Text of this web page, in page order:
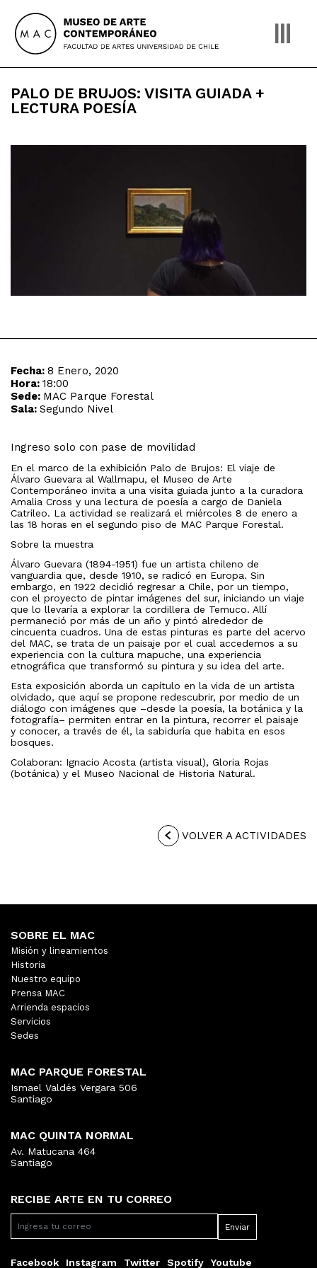
content
PALO DE BRUJOS: VISITA GUIADA +
LECTURA POESÍA
Fecha: 8 Enero, 2020
Hora: 18:00
Sede: MAC Parque Forestal
Sala: Segundo Nivel
Ingreso solo con pase de movilidad
En el marco de la exhibición Palo de Brujos: El viaje de
Álvaro Guevara al Wallmapu, el Museo de Arte
Contemporáneo invita a una visita guiada junto a la curadora
Amalia Cross y una lectura de poesía a cargo de Daniela
Catrileo. La actividad se realizará el miércoles 8 de enero a
las 18 horas en el segundo piso de MAC Parque Forestal.
Sobre la muestra
Álvaro Guevara (1894-1951) fue un artista chileno de
vanguardia que, desde 1910, se radicó en Europa. Sin
embargo, en 1922 decidió regresar a Chile, por un tiempo,
con el proyecto de pintar imágenes del sur, iniciando un viaje
que lo llevaría a explorar la cordillera de Temuco. Allí
permaneció por más de un año y pintó alrededor de
cincuenta cuadros. Una de estas pinturas es parte del acervo
del MAC, se trata de un paisaje por el cual accedemos a su
experiencia con la cultura mapuche, una experiencia
etnográfica que transformó su pintura y su idea del arte.
Esta exposición aborda un capítulo en la vida de un artista
olvidado, que aquí se propone redescubrir, por medio de un
diálogo con imágenes que –desde la poesía, la botánica y la
fotografía– permiten entrar en la pintura, recorrer el paisaje
y conocer, a través de él, la sabiduría que habita en esos
bosques.
Colaboran: Ignacio Acosta (artista visual), Gloria Rojas
(botánica) y el Museo Nacional de Historia Natural.
VOLVER A ACTIVIDADES
RECIBE ARTE EN TU CORREO
Facebook Instagram Twitter Spotify Youtube
SOBRE EL MAC
Misión y lineamientos
Historia
Nuestro equipo
Prensa MAC
Arrienda espacios
Servicios
Sedes
MAC PARQUE FORESTAL
Ismael Valdés Vergara 506
Santiago
MAC QUINTA NORMAL
Av. Matucana 464
Santiago